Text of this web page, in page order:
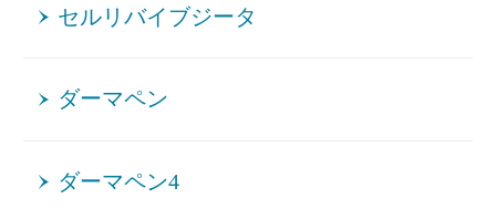
セルリバイブジータ
ダーマペン
ダーマペン4